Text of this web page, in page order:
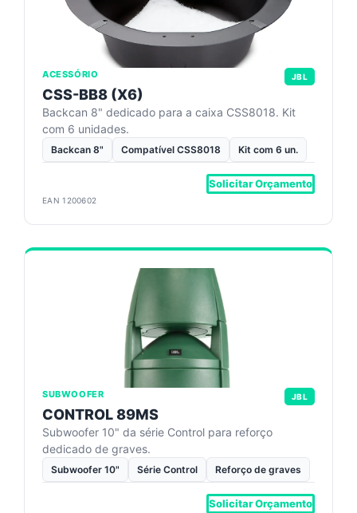
ACESSÓRIO JBL
CSS-BB8 (X6)
Backcan 8" dedicado para a caixa CSS8018. Kit
com 6 unidades.
Backcan 8" Compatível CSS8018 Kit com 6 un.
Solicitar Orçamento
EAN 1200602
SUBWOOFER JBL
CONTROL 89MS
Subwoofer 10" da série Control para reforço
dedicado de graves.
Subwoofer 10" Série Control Reforço de graves
Solicitar Orçamento